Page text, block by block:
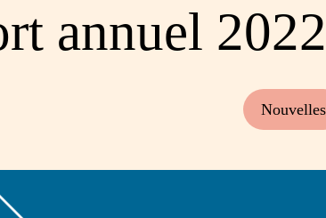
annuel
Nouvelles